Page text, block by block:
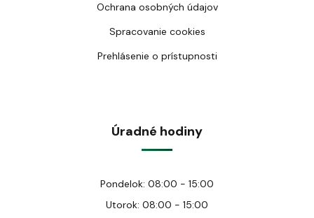
Ochrana osobných údajov
Spracovanie cookies
Prehlásenie o prístupnosti
Úradné hodiny
Pondelok: 08:00 - 15:00
Utorok: 08:00 - 15:00